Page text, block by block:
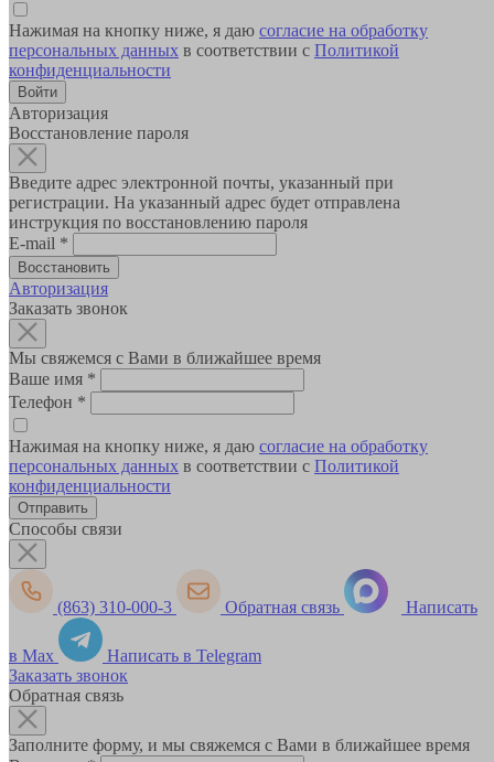
Нажимая на кнопку ниже, я даю согласие на обработку
персональных данных в соответствии с Политикой
конфиденциальности
Авторизация
Восстановление пароля
Введите адрес электронной почты, указанный при
регистрации. На указанный адрес будет отправлена
инструкция по восстановлению пароля
E-mail *
Авторизация
Заказать звонок
Мы свяжемся с Вами в ближайшее время
Ваше имя *
Телефон *
Нажимая на кнопку ниже, я даю согласие на обработку
персональных данных в соответствии с Политикой
конфиденциальности
Способы связи
(863) 310-000-3 Обратная связь Написать
в Max
Написать в Telegram
Заказать звонок
Обратная связь
Заполните форму, и мы свяжемся с Вами в ближайшее время